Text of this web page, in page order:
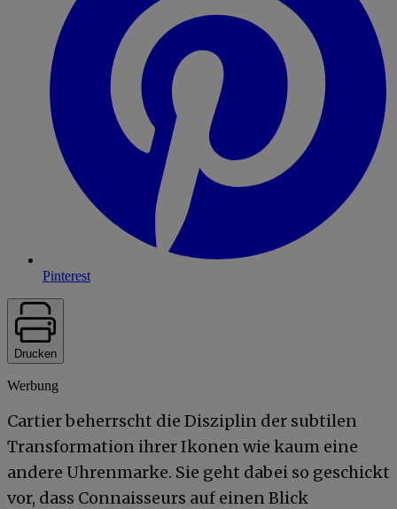
Pinterest
Drucken
Werbung
Cartier beherrscht die Disziplin der subtilen
Transformation ihrer Ikonen wie kaum eine
andere Uhrenmarke. Sie geht dabei so geschickt
vor, dass Connaisseurs auf einen Blick